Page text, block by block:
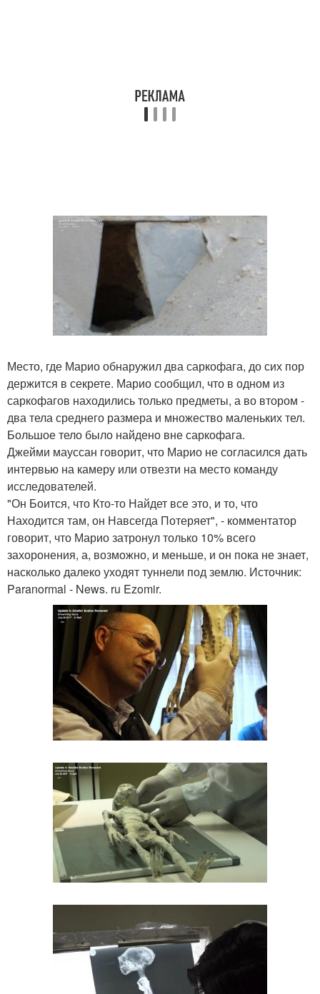
Место, где Марио обнаружил два саркофага, до сих пор
держится в секрете. Марио сообщил, что в одном из
саркофагов находились только предметы, а во втором -
два тела среднего размера и множество маленьких тел.
Большое тело было найдено вне саркофага.
Джейми мауссан говорит, что Марио не согласился дать
интервью на камеру или отвезти на место команду
исследователей.
"Он Боится, что Кто-то Найдет все это, и то, что
Находится там, он Навсегда Потеряет", - комментатор
говорит, что Марио затронул только 10% всего
захоронения, а, возможно, и меньше, и он пока не знает,
насколько далеко уходят туннели под землю. Источник:
Paranormal - News. ru Ezomir.